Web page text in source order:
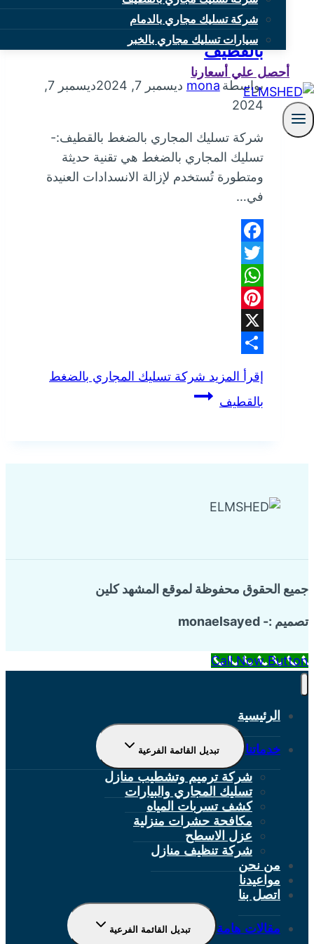
شركة تسليك مجاري بالدمام
سيارات تسليك مجاري بالخبر
أحصل علي أسعارنا
شركة تسليك المجاري بالضغط
بالقطيف
بواسطة mona ديسمبر 7, 2024
ديسمبر 7,
2024
شركة تسليك المجاري بالضغط بالقطيف:-
تسليك المجاري بالضغط هي تقنية حديثة
ومتطورة تُستخدم لإزالة الانسدادات العنيدة
في…
Facebook
Twitter
WhatsApp
Pinterest
X
Share
إقرأ المزيد شركة تسليك المجاري بالضغط
بالقطيف
جميع الحقوق محفوظة لموقع المشهد كلين
تصميم :- monaelsayed
Call Now Button
الرئيسية
خدماتنا تبديل القائمة الفرعية
شركة ترميم وتشطيب منازل
تسليك المجاري والبيارات
كشف تسربات المياه
مكافحة حشرات منزلية
عزل الاسطح
شركة تنظيف منازل
من نحن
مواعيدنا
اتصل بنا
مقالات هامة تبديل القائمة الفرعية